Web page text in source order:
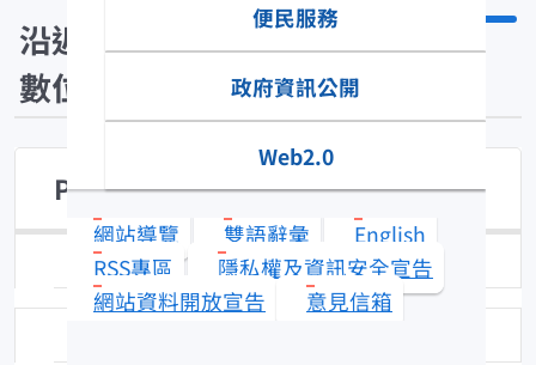
便民服務
政府資訊公開
Web2.0
網站導覽 雙語辭彙
English
RSS專區
隱私權及資訊安全宣告
網站資料開放宣告
意見信箱
沿近海標本
數位典藏
Polydactylus plebeius
日期：95-11-30